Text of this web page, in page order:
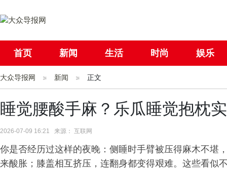
首页 新闻 生活 时尚 娱乐
社会 国际
大众导报网 新闻 正文
睡觉腰酸手麻？乐瓜睡觉抱枕
2026-07-09 16:21 来源： 互联网
你是否经历过这样的夜晚：侧睡时手臂被压得麻木不堪
来酸胀；膝盖相互挤压，连翻身都变得艰难。这些看似